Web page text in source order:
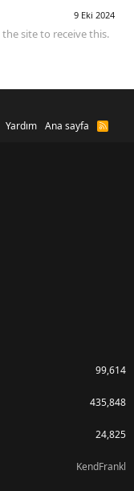
9 Eki 2024
site to receive this.
Yardım Ana sayfa
R
99,614
435,848
24,825
KendFrankl